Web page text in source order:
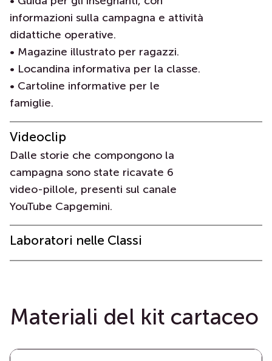
informazioni sulla campagna e attività
didattiche operative.
• Magazine illustrato per ragazzi.
• Locandina informativa per la classe.
• Cartoline informative per le
famiglie.
Videoclip
Dalle storie che compongono la
campagna sono state ricavate 6
video-pillole, presenti sul canale
YouTube Capgemini.
Laboratori nelle Classi
Materiali del kit cartaceo